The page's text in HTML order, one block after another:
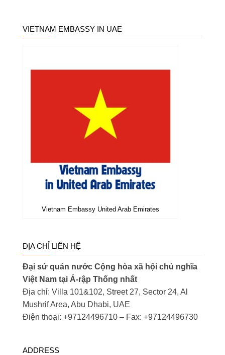
VIETNAM EMBASSY IN UAE
Vietnam Embassy United Arab Emirates
ĐỊA CHỈ LIÊN HỆ
Đại sứ quán nước Cộng hòa xã hội chủ nghĩa
Việt Nam tại Ả-rập Thống nhất
Địa chỉ: Villa 101&102, Street 27, Sector 24, Al
Mushrif Area, Abu Dhabi, UAE
Điện thoại: +97124496710 – Fax: +97124496730
ADDRESS